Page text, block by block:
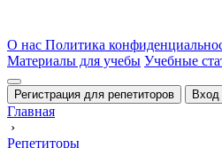
О нас Политика
Материалы для учебы Учебные
Регистрация для репетиторов Вход
Главная
›
Репетиторы